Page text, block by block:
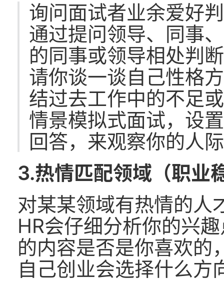
询问面试者业余爱好
通过提问领导、同事
的同事或领导相处判
请你谈一谈自己性格
结过去工作中的不足
情景模拟式面试，设
回答，来观察你的人
3.热情匹配领域（职业
对某某领域有热情的人
HR会仔细分析你的兴
的内容是否是你喜欢的
自己创业会选择什么方